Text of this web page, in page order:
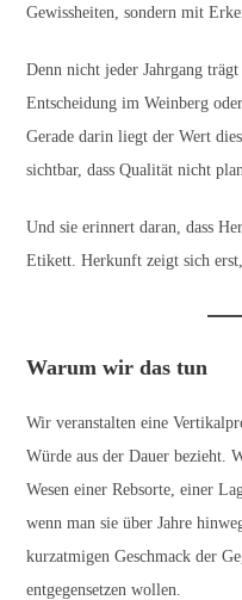
Gewissheiten, sondern mit
Denn nicht jeder Jahrgang
Entscheidung im Weinberg
Gerade darin liegt der Wert
sichtbar, dass Qualität nicht
Und sie erinnert daran, dass
Etikett. Herkunft zeigt sich
Warum wir das tun
Wir veranstalten eine
Würde aus der Dauer bezieht.
Wesen einer Rebsorte, einer
wenn man sie über Jahre
kurzatmigen Geschmack der
entgegensetzen wollen.